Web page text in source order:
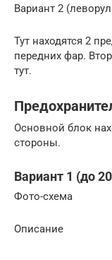
Вариант 2
Тут находятся 2
передних фар.
тут.
Основной блок
стороны.
Вариант 1 (до
Фото-схема
Описание